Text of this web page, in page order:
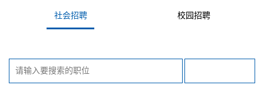
社会招聘 校园招聘